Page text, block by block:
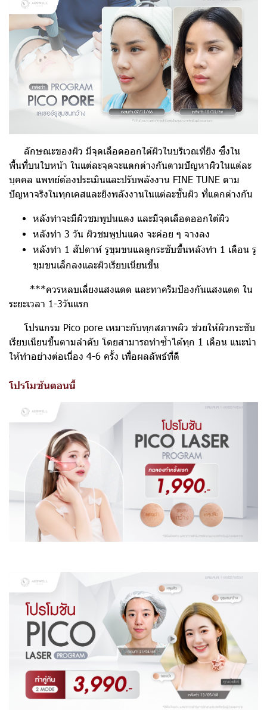
ลักษณะของผิว มีจุดเลือดออกใต้ผิวในบริเวณที่ยิง ซึ่งใน
พื้นที่บนใบหน้า ในแต่ละจุดจะแตกต่างกันตามปัญหาผิวในแต่ละ
บุคคล แพทย์ต้องประเมินและปรับพลังงาน FINE TUNE ตาม
ปัญหาจริงในทุกเคสและยิงพลังงานในแต่ละชั้นผิว ที่แตกต่างกัน
หลังทำจะมีผิวชมพูปนแดง และมีจุดเลือดออกใต้ผิว
หลังทำ 3 วัน ผิวชมพูปนแดง จะค่อย ๆ จางลง
หลังทำ 1 สัปดาห์ รูขุมขนแลดูกระชับขึ้นหลังทำ 1 เดือน รู
ขุมขนเล็กลงและผิวเรียบเนียนขึ้น
***ควรหลบเลี่ยงแสงแดด และทาครีมป้องกันแสงแดด ใน
ระยะเวลา 1-3วันแรก
โปรแกรม Pico pore เหมาะกับทุกสภาพผิว ช่วยให้ผิวกระชับ
เรียบเนียนขึ้นตามลำดับ โดยสามารถทำซ้ำได้ทุก 1 เดือน แนะนำ
ให้ทำอย่างต่อเนื่อง 4-6 ครั้ง เพื่อผลลัพธ์ที่ดี
โปรโมชันตอนนี้